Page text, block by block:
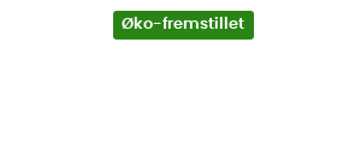
Øko-fremstillet